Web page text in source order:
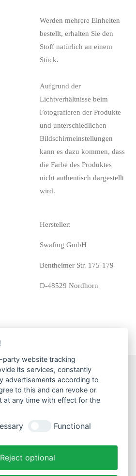
Werden mehrere Einheiten
bestellt, erhalten Sie den
Stoff natürlich an einem
Stück.
Aufgrund der
Lichtverhältnisse beim
Fotografieren der Produkte
und unterschiedlichen
Bildschirmeinstellungen
kann es dazu kommen, dass
die Farbe des Produktes
nicht authentisch dargestellt
wird.
Hersteller:
Swafing GmbH
Bentheimer Str. 175-179
D-48529 Nordhorn
F
a
c
b
o
I
n
s
m
W
h
a
Widerruf einreichen!
website tracking
its services, constantly
advertisements according to
to this and can revoke or
at any time with effect for the
Functional
Reject optional